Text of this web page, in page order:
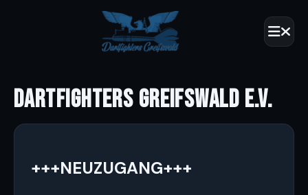
DARTFIGHTERS GREIFSWALD E.V.
+++NEUZUGANG+++